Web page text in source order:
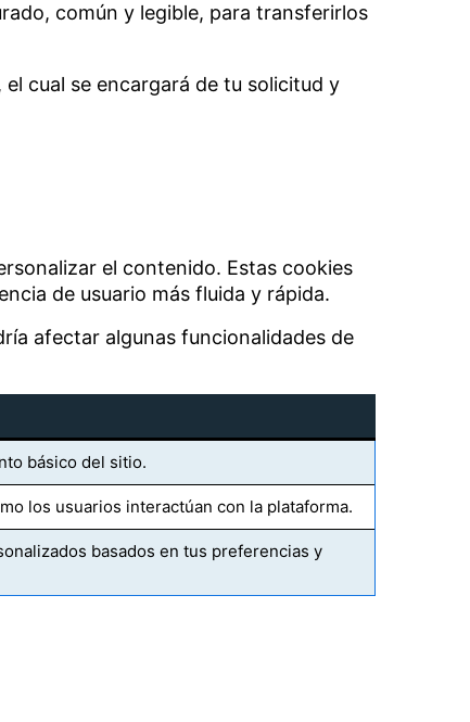
común y legible, para transferirlos
cual se encargará de tu solicitud y
el contenido. Estas cookies
de usuario más fluida y rápida.
afectar algunas funcionalidades de
básico del sitio.
los usuarios interactúan con la plataforma.
basados en tus preferencias y